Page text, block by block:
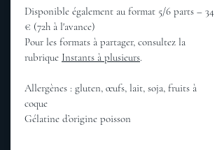
Disponible également au format 5/6 parts – 34
€ (72h à l'avance)
Pour les formats à partager, consultez la
rubrique Instants à plusieurs.
Allergènes : gluten, œufs, lait, soja, fruits à
coque
Gélatine d’origine poisson